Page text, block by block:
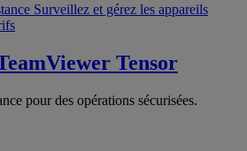
Surveillez et gérez les appareils
Tensor
pour des opérations sécurisées.